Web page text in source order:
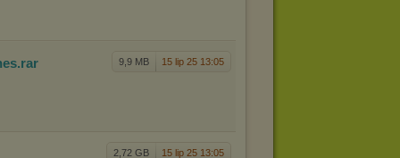
9,9 MB 15 lip 25 13:05
.rar
2,72 GB 15 lip 25 13:05